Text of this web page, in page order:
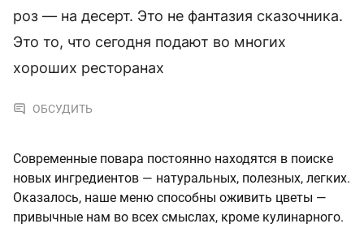
роз — на десерт. Это не фантазия сказочника.
Это то, что сегодня подают во многих
хороших ресторанах
ОБСУДИТЬ
Современные повара постоянно находятся в поиске
новых ингредиентов — натуральных, полезных, легких.
Оказалось, наше меню способны оживить цветы —
привычные нам во всех смыслах, кроме кулинарного.